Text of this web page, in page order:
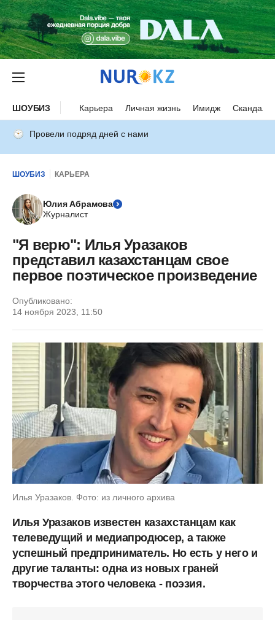
ШОУБИЗ Карьера Личная жизнь Имидж Скандалы
Провели подряд дней с нами
ШОУБИЗ КАРЬЕРА
Юлия Абрамова
Журналист
"Я верю": Илья Уразаков
представил казахстанцам свое
первое поэтическое произведение
Опубликовано:
14 ноября 2023, 11:50
Илья Уразаков. Фото: из личного архива
Илья Уразаков известен казахстанцам как
телеведущий и медиапродюсер, а также
успешный предприниматель. Но есть у него и
другие таланты: одна из новых граней
творчества этого человека - поэзия.